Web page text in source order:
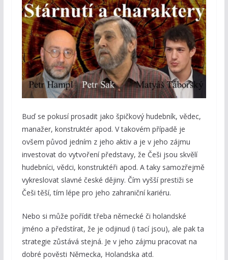
Buď se pokusí prosadit jako špičkový hudebník, vědec,
manažer, konstruktér apod. V takovém případě je
ovšem původ jedním z jeho aktiv a je v jeho zájmu
investovat do vytvoření představy, že Češi jsou skvělí
hudebníci, vědci, konstruktéři apod. A taky samozřejmě
vykreslovat slavné české dějiny. Čím vyšší prestiži se
Češi těší, tím lépe pro jeho zahraniční kariéru.
Nebo si může pořídit třeba německé či holandské
jméno a předstírat, že je odjinud (i tací jsou), ale pak ta
strategie zůstává stejná. Je v jeho zájmu pracovat na
dobré pověsti Německa, Holandska atd.